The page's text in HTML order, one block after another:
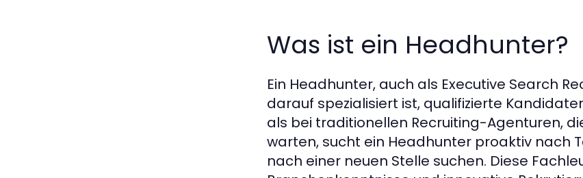
Was ist ein Headhunter?
Ein Headhunter, auch als Executive Search
darauf spezialisiert ist, qualifizierte
als bei traditionellen Recruiting-Agenturen,
warten, sucht ein Headhunter proaktiv nach
nach einer neuen Stelle suchen. Diese